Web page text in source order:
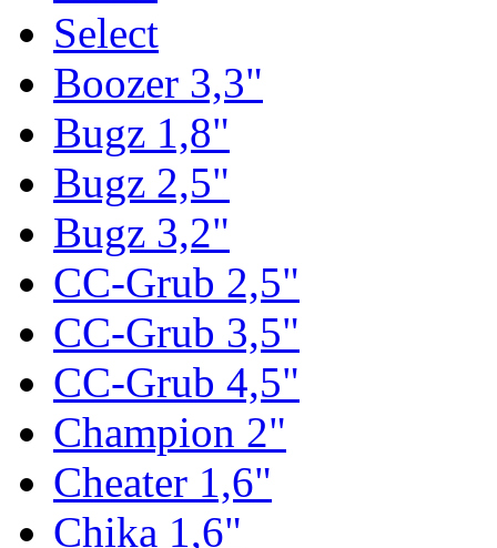
Select
Boozer 3,3"
Bugz 1,8"
Bugz 2,5"
Bugz 3,2"
CC-Grub 2,5"
CC-Grub 3,5"
CC-Grub 4,5"
Champion 2"
Cheater 1,6"
Chika 1,6"